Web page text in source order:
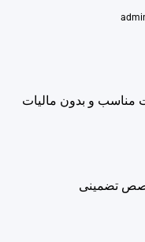
مناسب و بدون مالیات
تضمینی